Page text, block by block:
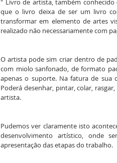
" Livro de artista, também
que o livro deixa de ser um livro
transformar em elemento de artes
realizado não necessariamente com
O artista pode sim criar dentro de
com miolo sanfonado, de formato
apenas o suporte. Na fatura de sua
Poderá desenhar, pintar, colar,
artista.
Pudemos ver claramente isto
desenvolvimento artístico, onde
apresentação das etapas do trabalho.